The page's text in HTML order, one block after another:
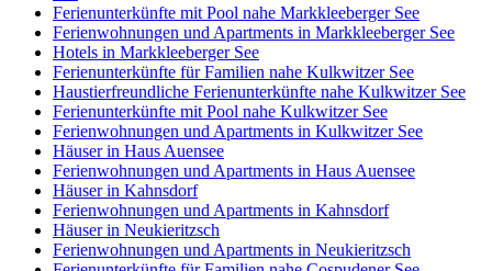
Ferienunterkünfte mit Pool nahe Markkleeberger See
Ferienwohnungen und Apartments in Markkleeberger See
Hotels in Markkleeberger See
Ferienunterkünfte für Familien nahe Kulkwitzer See
Haustierfreundliche Ferienunterkünfte nahe Kulkwitzer See
Ferienunterkünfte mit Pool nahe Kulkwitzer See
Ferienwohnungen und Apartments in Kulkwitzer See
Häuser in Haus Auensee
Ferienwohnungen und Apartments in Haus Auensee
Häuser in Kahnsdorf
Ferienwohnungen und Apartments in Kahnsdorf
Häuser in Neukieritzsch
Ferienwohnungen und Apartments in Neukieritzsch